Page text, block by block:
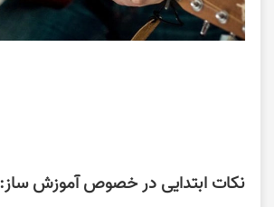
نکات ابتدایی در خصوص آموزش ساز: